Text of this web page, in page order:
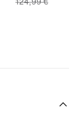
price